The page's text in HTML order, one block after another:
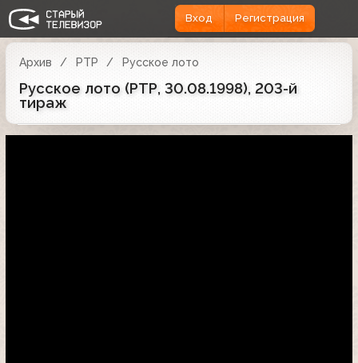
Вход Регистрация
Архив РТР Русское лото
Русское лото (РТР, 30.08.1998), 203-й
тираж